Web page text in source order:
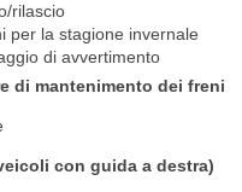
rilascio
per la stagione invernale
di avvertimento
di mantenimento dei freni
con guida a destra)